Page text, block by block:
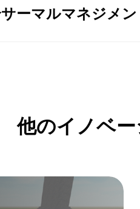
ーマルマネジメ
他のイノベ